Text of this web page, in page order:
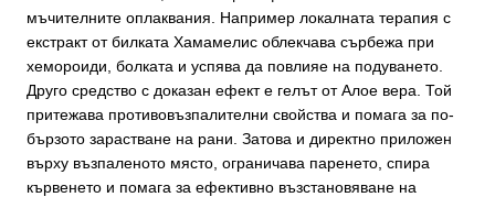
мъчителните оплаквания. Например локалната терапия с
екстракт от билката Хамамелис облекчава сърбежа при
хемороиди, болката и успява да повлияе на подуването.
Друго средство с доказан ефект е гелът от Алое вера. Той
притежава противовъзпалителни свойства и помага за по-
бързото зарастване на рани. Затова и директно приложен
върху възпаленото място, ограничава паренето, спира
кървенето и помага за ефективно възстановяване на